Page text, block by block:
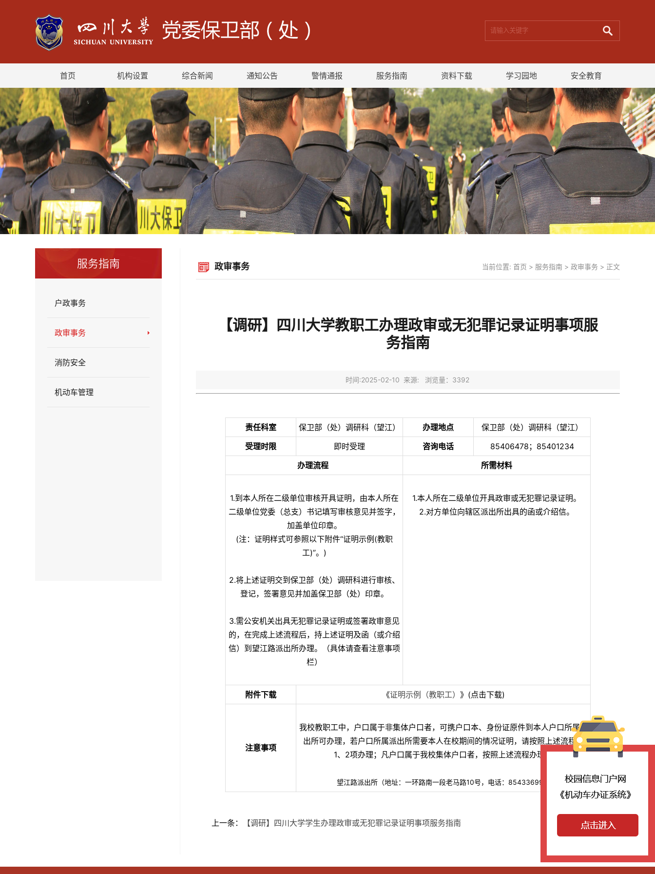
首页 机构设置 综合新闻 通知公告 警情通报 服务指南 资料下载 学习园地 安全教育
服务指南
户政事务
政审事务
消防安全
机动车管理
政审事务 当前位置: 首页 > 服务指南 > 政审事务 > 正文
【调研】四川大学教职工办理政审或无犯罪记录证明事项服
务指南
时间:2025-02-10 来源: 浏览量： 3392
责任科室 保卫部（处）调研科（望江） 办理地点
保卫部（处）调研科（望江）
受理时限
即时受理 咨询电话
85406478；85401234
办理流程
所需材料
1.到本人所在二级单位审核开具证明，由本人所在
二级单位党委（总支）书记填写审核意见并签字，
加盖单位印章。
(注：证明样式可参照以下附件“证明示例(教职
工)”。)
2.将上述证明交到保卫部（处）调研科进行审核、
登记，签署意见并加盖保卫部（处）印章。
3.需公安机关出具无犯罪记录证明或签署政审意见
的，在完成上述流程后，持上述证明及函（或介绍
信）到望江路派出所办理。（具体请查看注意事项
栏）
1.本人所在二级单位开具政审或无犯罪记录证明。
2.对方单位向辖区派出所出具的函或介绍信。
附件下载 《证明示例（教职工） 》(点击下载)
注意事项
我校教职工中，户口属于非集体户口者，可携户口本、身份证原件到本人户口所属派
出所可办理，若户口所属派出所需要本人在校期间的情况证明，请按照上述流程第
1、2项办理；凡户口属于我校集体户口者，按照上述流程办理。
望江路派出所（地址：一环路南一段老马路10号，电话：85433699）
上一条：
【调研】四川大学学生办理政审或无犯罪记录证明事项服务指南
【关闭】